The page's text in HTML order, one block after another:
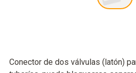
Conector de dos válvulas (latón)